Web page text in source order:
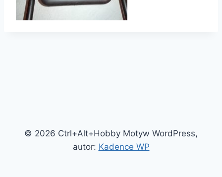
© 2026 Ctrl+Alt+Hobby Motyw WordPress,
autor: Kadence WP